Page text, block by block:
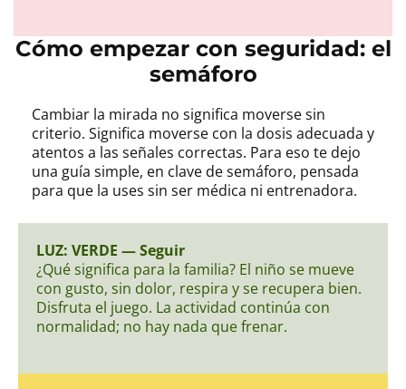
Cómo empezar con seguridad: el
semáforo
Cambiar la mirada no significa moverse sin
criterio. Significa moverse con la dosis adecuada y
atentos a las señales correctas. Para eso te dejo
una guía simple, en clave de semáforo, pensada
para que la uses sin ser médica ni entrenadora.
LUZ: VERDE — Seguir
¿Qué significa para la familia? El niño se mueve
con gusto, sin dolor, respira y se recupera bien.
Disfruta el juego. La actividad continúa con
normalidad; no hay nada que frenar.